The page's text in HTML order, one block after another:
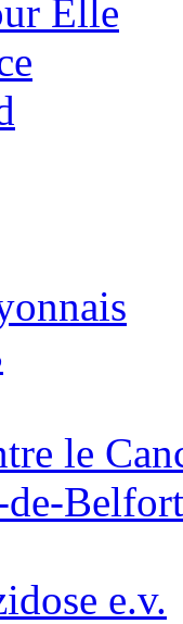
Elle
le
Belfort
e.v.